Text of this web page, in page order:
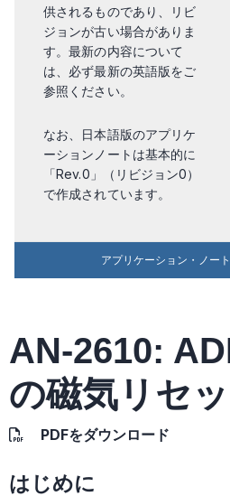
供されるものであり、リビ
ジョンが古い場合がありま
す。最新の内容について
は、必ず最新の英語版をご
参照ください。
なお、日本語版のアプリケ
ーションノートは基本的に
「Rev.0」（リビジョン0）
で作成されています。
アプリケーション・ノー
AN-2610:
の磁気リセ
PDFをダウンロード
はじめに